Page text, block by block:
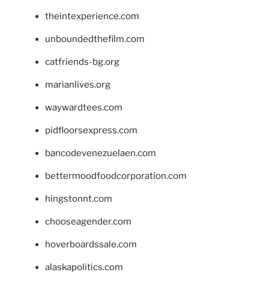
theintexperience.com
unboundedthefilm.com
catfriends-bg.org
marianlives.org
waywardtees.com
pidfloorsexpress.com
bancodevenezuelaen.com
bettermoodfoodcorporation.com
hingstonnt.com
chooseagender.com
hoverboardssale.com
alaskapolitics.com